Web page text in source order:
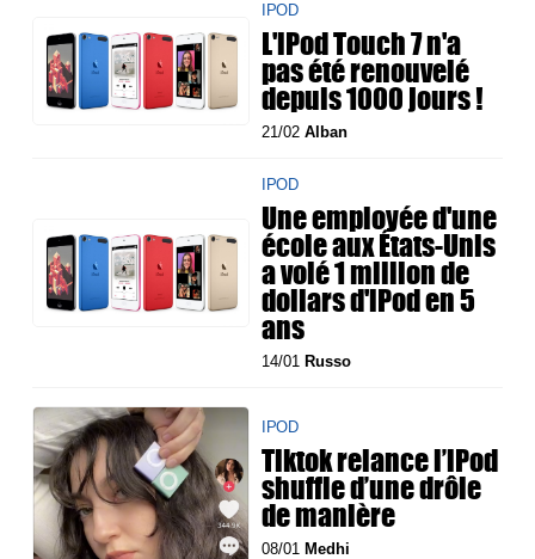
IPOD
L'iPod Touch 7 n'a
pas été renouvelé
depuis 1000 jours !
21/02Alban
IPOD
Une employée d'une
école aux États-Unis
a volé 1 million de
dollars d'iPod en 5
ans
14/01 Russo
IPOD
Tiktok relance l’iPod
shuffle d’une drôle
de manière
08/01 Medhi